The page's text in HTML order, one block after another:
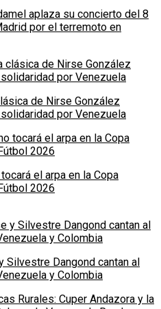
aplaza su concierto del 8
por el terremoto en
de Nirse González
por Venezuela
el arpa en la Copa
2026
Silvestre Dangond cantan al
y Colombia